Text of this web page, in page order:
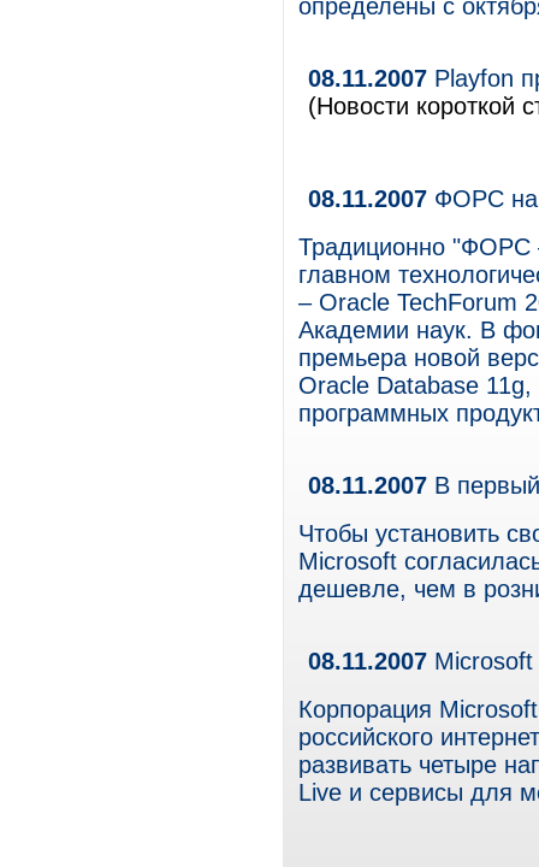
определены с
08.11.2007 Playfon
(Новости короткой
08.11.2007 ФОРС на
Традиционно "ФОРС
главном
– Oracle TechForum
Академии наук. В
премьера новой
Oracle Database
программных
08.11.2007 В
Чтобы установить
Microsoft
дешевле, чем в
08.11.2007 Microsoft
Корпорация
российского
развивать четыре
Live и сервисы для